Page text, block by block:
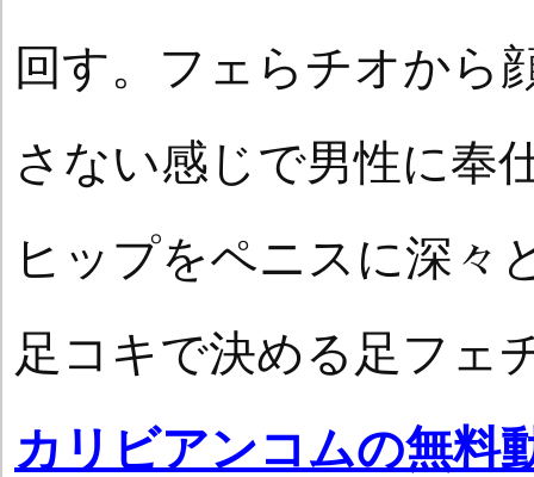
回す。フェらチオから
さない感じで男性に奉
ヒップをペニスに深々
足コキで決める足フェ
カリビアンコムの無料